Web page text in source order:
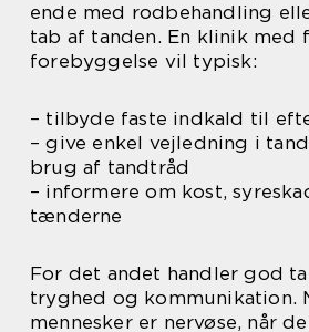
ende med rodbehandling
tab af tanden. En klinik med
forebyggelse vil typisk:
– tilbyde faste indkald til
– give enkel vejledning i
brug af tandtråd
– informere om kost,
tænderne
For det andet handler god
tryghed og kommunikation.
mennesker er nervøse, når